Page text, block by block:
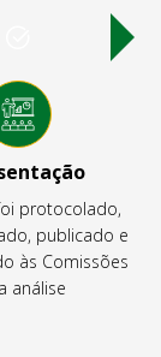
protocolado,
publicado e
às Comissões
análise